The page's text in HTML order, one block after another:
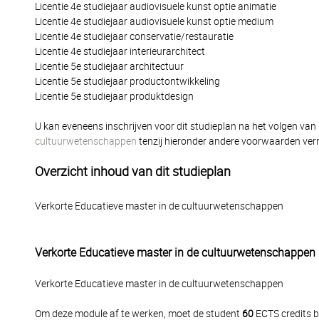
Licentie 4e studiejaar audiovisuele kunst optie animatie
Licentie 4e studiejaar audiovisuele kunst optie medium
Licentie 4e studiejaar conservatie/restauratie
Licentie 4e studiejaar interieurarchitect
Licentie 5e studiejaar architectuur
Licentie 5e studiejaar productontwikkeling
Licentie 5e studiejaar produktdesign
U kan eveneens inschrijven voor dit studieplan na het volgen
cultuurwetenschappen tenzij hieronder andere voorwaarden
Overzicht inhoud van dit studieplan
Verkorte Educatieve master in de cultuurwetenschappen
Verkorte Educatieve master in de cultuurwetenschappen
Verkorte Educatieve master in de cultuurwetenschappen
Om deze module af te werken, moet de student 60 ECTS credits